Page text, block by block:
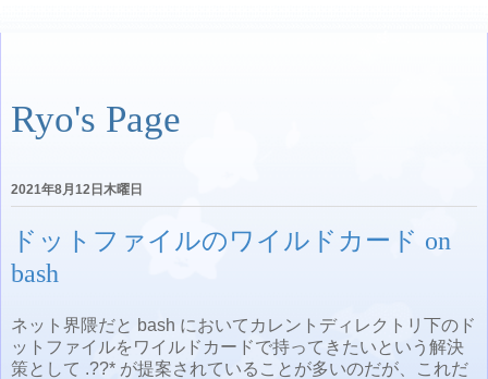
Ryo's Page
2021年8月12日木曜日
ドットファイルのワイルドカード on
bash
ネット界隈だと bash においてカレントディレクトリ下の ド
ットファイルをワイルドカードで持ってきたいという解決
策として .??* が提案されていることが多いのだが、これだ